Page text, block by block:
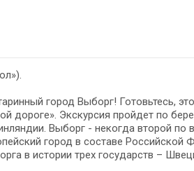
город Выборг! Готовьтесь,
дороге». Экскурсия пройдет по
Выборг - некогда второй по
город в составе Российской
в истории трех государств –